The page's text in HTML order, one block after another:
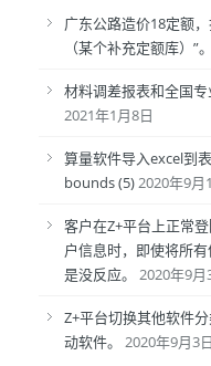
广东公路造价18定额
（某个补充定额库）”。
材料调差报表和全国
2021年1月8日
算量软件导入excel到
bounds (5)2020年9月
客户在Z+平台上正常
户信息时，即使将所
是没反应。
2020年9月
Z+平台切换其他软件
动软件。
2020年9月3日